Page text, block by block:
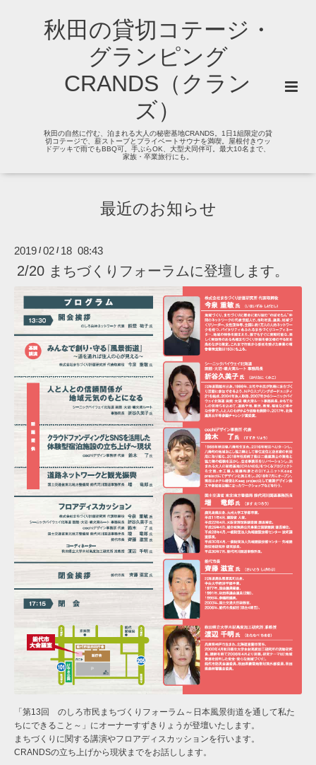
秋田の貸切コテージ・
グランピング
CRANDS（クラン
ズ）
秋田の自然に佇む、泊まれる大人の秘密基地CRANDS。1日1組限定の貸
切コテージで、薪ストーブとプライベートサウナを満喫。屋根付きウッ
ドデッキで雨でもBBQ可。手ぶらOK、大型犬同伴可。最大10名まで、
家族・卒業旅行にも。
最近のお知らせ
2019 / 02 / 18 08:43
2/20 まちづくりフォーラムに登壇します。
「第13回 のしろ市民まちづくりフォーラム～日本風景街道を通して私た
ちにできること～」にオーナーすずきりょうが登壇いたします。
まちづくりに関する講演やフロアディスカッションを行います。
CRANDSの立ち上げから現状までをお話しします。